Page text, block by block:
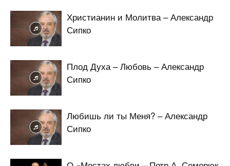
Христианин и Молитва – Александр
Сипко
Плод Духа – Любовь – Александр
Сипко
Любишь ли ты Меня? – Александр
Сипко